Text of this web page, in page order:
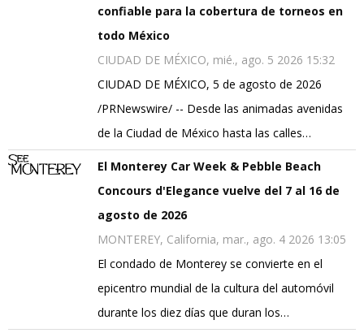
confiable para la cobertura de torneos en
todo México
CIUDAD DE MÉXICO, mié., ago. 5 2026 15:32
CIUDAD DE MÉXICO, 5 de agosto de 2026
/PRNewswire/ -- Desde las animadas avenidas
de la Ciudad de México hasta las calles…
El Monterey Car Week & Pebble Beach
Concours d'Elegance vuelve del 7 al 16 de
agosto de 2026
MONTEREY, California, mar., ago. 4 2026 13:05
El condado de Monterey se convierte en el
epicentro mundial de la cultura del automóvil
durante los diez días que duran los…